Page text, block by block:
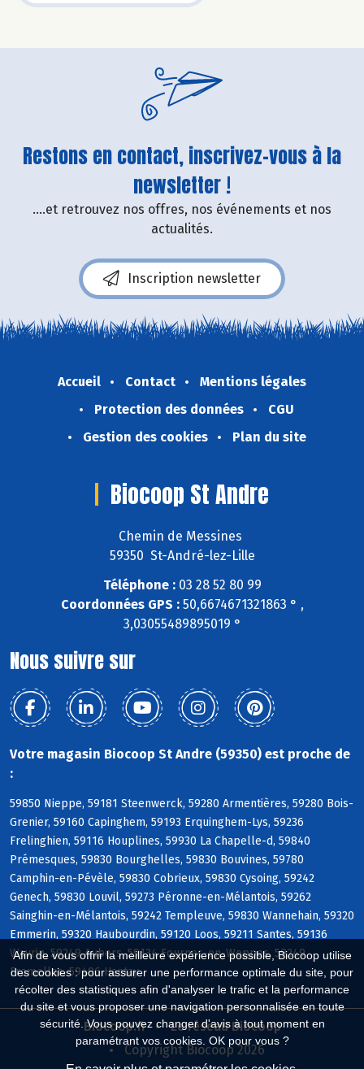
Afin de vous offrir la meilleure expérience possible, Biocoop utilise
des cookies : pour assurer une performance optimale du site, pour
récolter des statistiques afin d'analyser le trafic et la performance
du site et vous proposer une navigation personnalisée en toute
sécurité. Vous pouvez changer d'avis à tout moment en
paramétrant vos cookies. OK pour vous ?
Restons en contact, inscrivez-vous à la
newsletter !
....et retrouvez nos offres, nos événements et nos
actualités.
Inscription newsletter
Accueil Contact
Mentions légales
Protection des données
CGU
Gestion des cookies
Plan du site
Biocoop St Andre
Chemin de Messines
59350 St-André-lez-Lille
Téléphone :03 28 52 80 99
Coordonnées GPS :50,6674671321863 ° ,
3,03055489895019 °
Nous suivre sur
Votre magasin Biocoop St Andre (59350) est proche de
:
59850 Nieppe, 59181 Steenwerck, 59280 Armentières, 59280 Bois-
Grenier, 59160 Capinghem, 59193 Erquinghem-Lys, 59236
Frelinghien, 59116 Houplines, 59930 La Chapelle-d, 59840
Prémesques, 59830 Bourghelles, 59830 Bouvines, 59780
Camphin-en-Pévèle, 59830 Cobrieux, 59830 Cysoing, 59242
Genech, 59830 Louvil, 59273 Péronne-en-Mélantois, 59262
Sainghin-en-Mélantois, 59242 Templeuve, 59830 Wannehain, 59320
Emmerin, 59320 Haubourdin, 59120 Loos, 59211 Santes, 59136
Wavrin, 59249 Aubers, 59134 Fournes-en-Weppes, 59249
Fromelles, 59496 Hantay
Biocoop.fr
Le réseau Biocoop
Copyright Biocoop 2026